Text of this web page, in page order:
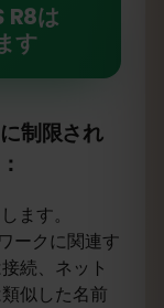
R8は
す
制限され
ます。
ークに関連す
続、ネット
似した名前